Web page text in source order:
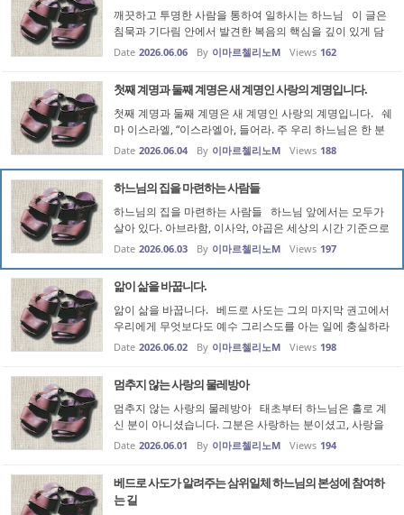
깨끗하고 투명한 사람을 통하여 일하시는 하느님 이 글은
침묵과 기다림 안에서 발견한 복음의 핵심을 깊이 있게 담
으려 했습니다. 그 중심에는 "하느님께서는 유능한 사람보
다 투명한 사람을 통하여 일하신다"는 진리가 놓여 있습니
Date 2026.06.06 By 이마르첼리노M Views 162
첫째 계명과 둘째 계명은 새 계명인 사랑의 계명입니다.
첫째 계명과 둘째 계명은 새 계명인 사랑의 계명입니다. ​쉐
마 이스라엘, “이스라엘아, 들어라. 주 우리 하느님은 한 분
이신 주님이시다.” (29절) 예수님의 대답은 유다인들이 매
일 아침저녁으로 바치는 신명기의 기도문(‘쉐마’)으로 시작
Date 2026.06.04 By 이마르첼리노M Views 188
하느님의 집을 마련하는 사람들
하느님의 집을 마련하는 사람들 하느님 앞에서는 모두가
살아 있다​. 아브라함, 이사악, 야곱은 세상의 시간 기준으로
보면 이미 아주 오래전에 세상을 떠난 이들입니다. 하지만
하느님께서 육신의 죽음을 맞이한 이들을 여전히 "나는 그
Date 2026.06.03 By 이마르첼리노M Views 197
앎이 삶을 바꿉니다.
앎이 삶을 바꿉니다. 베드로 사도는 그의 마지막 권고에서
우리에게 무엇보다도 예수 그리스도를 아는 일에 충실하라
고 당부합니다. "우리 주님이시며 구원자이신 예수 그리스
도의 은총과 그분에 대한 앎 안에서 자라나십시오."(2베드
Date 2026.06.02 By 이마르첼리노M Views 198
멈추지 않는 사랑의 물레방아
멈추지 않는 사랑의 물레방아 태초부터 하느님은 홀로 계
신 분이 아니셨습니다. 그분은 사랑하는 분이셨고, 사랑을
받으시는 분이셨으며, 그 사랑 자체로 살아 움직이시는 분
이셨습니다. 성부께서는 자신을 온전히 성자께 내어주시고,
Date 2026.06.01 By 이마르첼리노M Views 194
베드로 사도가 알려주는 삼위일체 하느님의 본성에 참여하
는 길